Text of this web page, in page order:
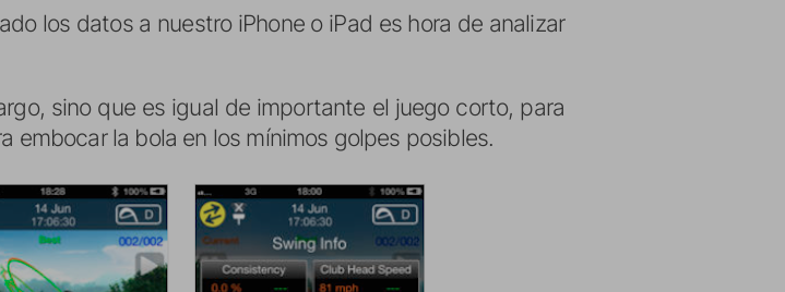
los datos a nuestro iPhone o iPad es hora de analizar
sino que es igual de importante el juego corto, para
la bola en los mínimos golpes posibles.